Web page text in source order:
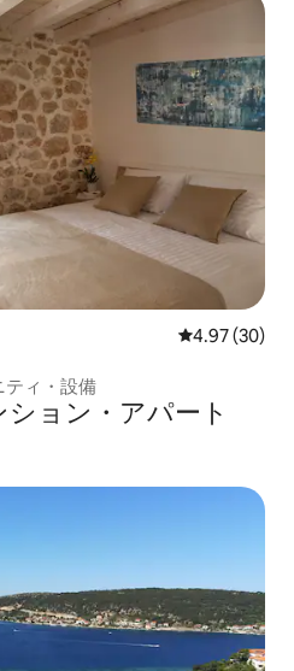
。
レビュー30
4.97 (30)
ティ・設備
ョン・アパート